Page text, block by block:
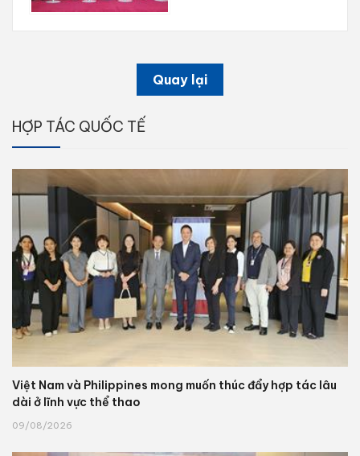
Quay lại
HỢP TÁC QUỐC TẾ
Việt Nam và Philippines mong muốn thúc đẩy hợp tác lâu
dài ở lĩnh vực thể thao
09/08/2026